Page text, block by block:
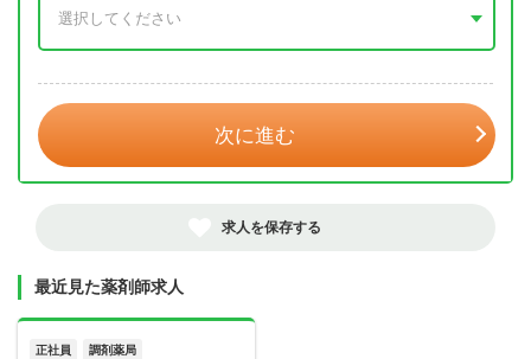
次に進む
求人を保存する
最近見た薬剤師求人
正社員 調剤薬局